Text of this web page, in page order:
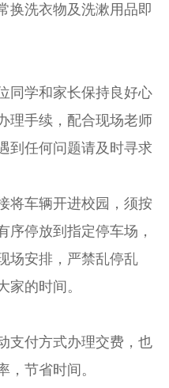
换洗衣物及洗漱用品即
同学和家长保持良好心
理手续，配合现场老师
到任何问题请及时寻求
将车辆开进校园，须按
序停放到指定停车场，
场安排，严禁乱停乱
家的时间。
支付方式办理交费，也
，节省时间。